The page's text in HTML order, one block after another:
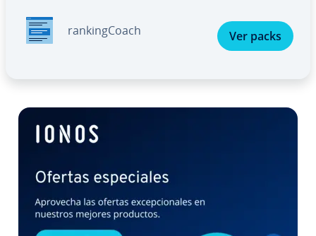
ra­n­ki­n­g­Coa­ch Ver packs